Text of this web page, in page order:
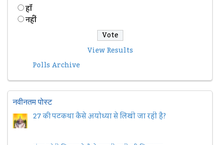
हॉं
नहीं
View Results
Polls Archive
नवीनतम पोस्ट
27 की पटकथा कैसे अयोध्या से लिखी जा रही है?